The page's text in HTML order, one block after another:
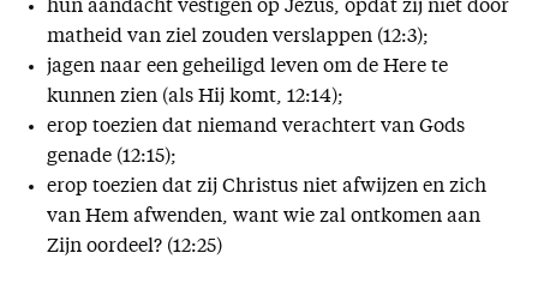
hun aandacht vestigen op Jezus, opdat zij niet door
matheid van ziel zouden verslappen (12:3);
jagen naar een geheiligd leven om de Here te
kunnen zien (als Hij komt, 12:14);
erop toezien dat niemand verachtert van Gods
genade (12:15);
erop toezien dat zij Christus niet afwijzen en zich
van Hem afwenden, want wie zal ontkomen aan
Zijn oordeel? (12:25)